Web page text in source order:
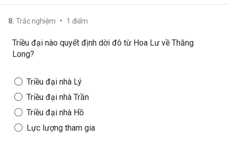
8. Trắc nghiệm • 1 điểm
Triều đại nào quyết định dời đô từ Hoa Lư về Thăng
Long?
Triều đại nhà Lý
Triều đại nhà Trần
Triều đại nhà Hồ
Lực lượng tham gia